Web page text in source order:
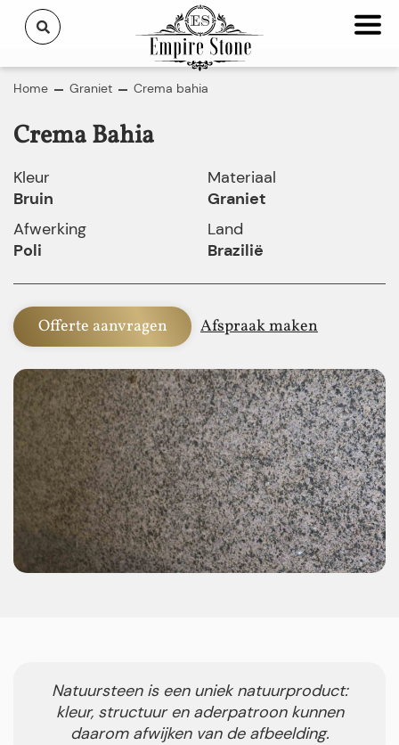
Home Graniet Crema bahia
Crema Bahia
Kleur
Bruin
Afwerking
Poli
Materiaal
Graniet
Land
Brazilië
Offerte aanvragen Afspraak maken
Natuursteen is een uniek natuurproduct:
kleur, structuur en aderpatroon kunnen
daarom afwijken van de afbeelding.